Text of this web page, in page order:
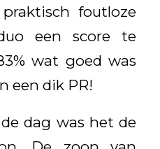
foutloze
een score te
wat goed was
een dik PR!
dag was het de